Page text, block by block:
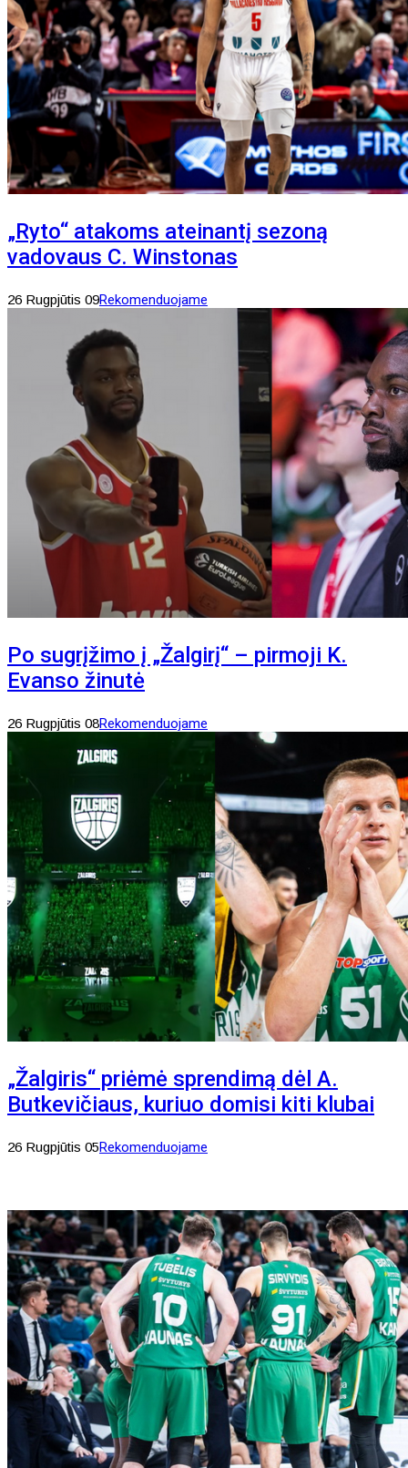
„Ryto“ atakoms ateinantį sezoną
vadovaus C. Winstonas
26 Rugpjūtis 09Rekomenduojame
Po sugrįžimo į „Žalgirį“ – pirmoji K.
Evanso žinutė
26 Rugpjūtis 08Rekomenduojame
„Žalgiris“ priėmė sprendimą dėl A.
Butkevičiaus, kuriuo domisi kiti klubai
26 Rugpjūtis 05Rekomenduojame